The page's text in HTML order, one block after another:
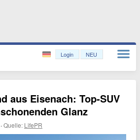
Login NEU
aus Eisenach: Top-SUV
Glanz
·Quelle: LifePR